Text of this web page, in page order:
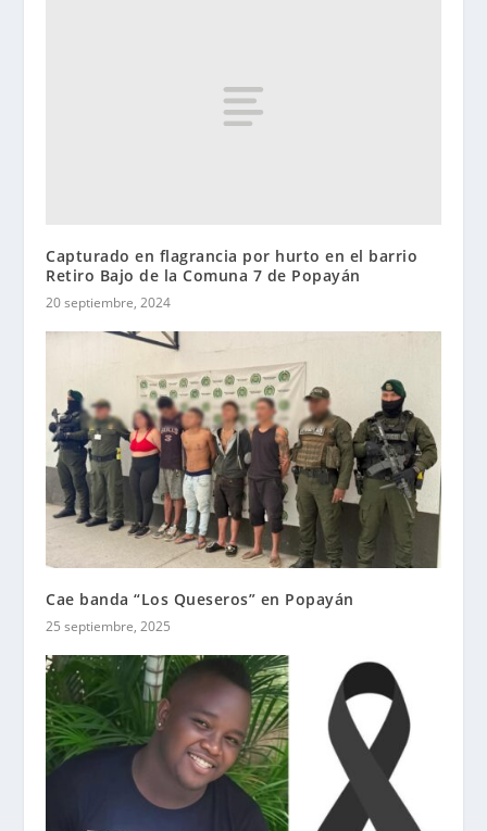
Capturado en flagrancia por hurto en el barrio
Retiro Bajo de la Comuna 7 de Popayán
20 septiembre, 2024
Cae banda “Los Queseros” en Popayán
25 septiembre, 2025